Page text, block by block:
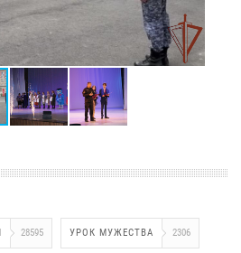
28595 УРОК МУЖЕСТВА 2306